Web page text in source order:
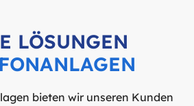
LÖSUNGEN
bieten wir unseren Kunden